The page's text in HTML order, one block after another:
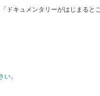
ドキュメンタリーがはじまる
。